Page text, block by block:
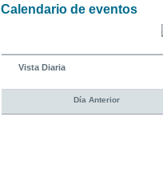
Calendario de eventos
Vista Diaria
Día Anterior